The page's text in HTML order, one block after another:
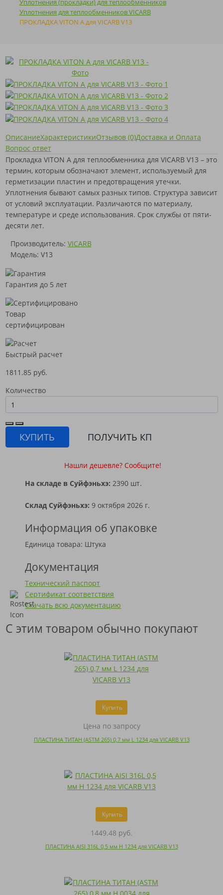
Уплотнения для теплообменников VICARB
ПРОКЛАДКА VITON A для VICARB V13
ОписаниеХарактеристикиОтзывов (0)Доставка и Оплата
Вопрос ответ
Прокладка VITON A для теплообменника для VICARB V13 – это
термин, которым обозначают элемент, используемый для
герметизации пластин и предотвращения утечки.
Уплотнения бывают самых разных типов. Структура зависит
от условий эксплуатации. Различаются по материалу,
температуре и среде использования. Срок службы от пяти-
десяти лет.
Производитель: VICARB
Модель: V13
Гарантия до 5 лет
Товар
сертифицирован
Быстрый расчет
1811.85 руб.
Количество
КУПИТЬ ПОЛУЧИТЬ КП
Нашли дешевле? Сообщите!
На складе в Суйфэньхэ: 2390 шт.
Склад Суйфэньхэ: 9 октября 2026 г.
Информация об упаковке
Единица товара: Штука
Документация
Технический паспорт
Сертификат соответствия
Скачать всю документацию
С этим товаром обычно покупают
Купить
Цена по запросу
ПЛАСТИНА ТИТАН (ASTM 265) 0,7 мм L 1234 для VICARB V13
Купить
1449.48 руб.
ПЛАСТИНА AISI 316L 0,5 мм H 1234 для VICARB V13